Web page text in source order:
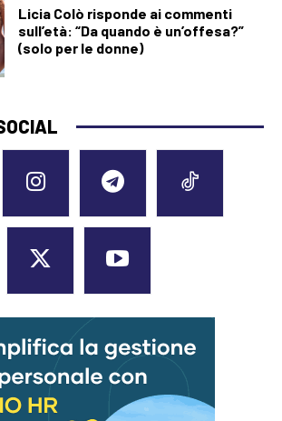
Licia Colò risponde ai commenti
sull’età: “Da quando è un’offesa?”
(solo per le donne)